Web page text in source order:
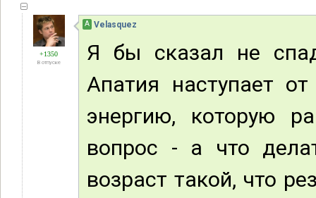
+1350
В отпуске
А Velasquez
Я бы сказал не
Апатия наступает
энергию, которую
вопрос - а что
возраст такой, что